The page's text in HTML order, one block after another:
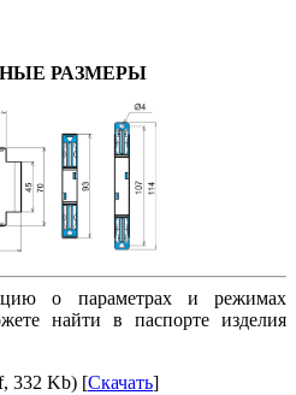
РАЗМЕРЫ
о параметрах и режимах
найти в паспорте изделия
332 Kb) [Скачать]